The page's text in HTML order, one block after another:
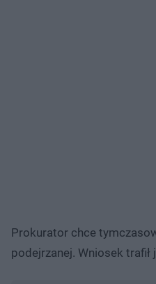
Prokurator chce
podejrzanej. Wniosek